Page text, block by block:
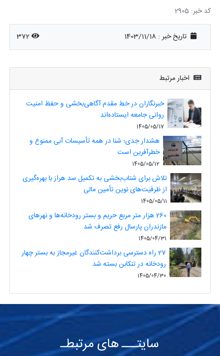
کد خبر: 2905
تاریخ خبر : 1403/11/18 372
اخبار مرتبط
خبرنگاران در خط مقدم آگاهی‌بخشی و حفظ امنیت
روانی جامعه ایستاده‌اند
1405/05/17
هشدار جدی؛ شنا در همه تأسیسات آبی ممنوع و
خطرآفرین است
1405/05/12
تلاش برای شتاب‌بخشی به تکمیل سد هراز با بهره‌گیری
از ظرفیت‌های نوین تأمین مالی
1405/05/11
260 هزار متر مربع حریم و بستر رودخانه‌ها و نهرهای
مازندران پارسال رفع تصرف شد
1405/04/31
27 راه دسترسی برداشت‌کنندگان غیرمجاز به بستر چهار
رودخانه در تنکابن بسته شد
1405/04/30
سایتـــ های مرتبطـ